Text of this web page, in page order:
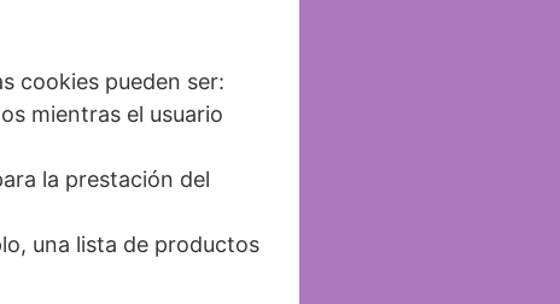
cookies pueden ser:
mientras el usuario
la prestación del
una lista de productos